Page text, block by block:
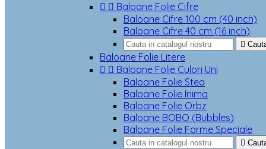
  Baloane Folie Cifre
Baloane Cifre 100 cm (40 inch)
Baloane Cifre 40 cm (16 inch)

Baloane Folie Litere
  Baloane Folie Culori Uni
Baloane Folie Stea
Baloane Folie Inima
Baloane Folie Orbz
Baloane BOBO (Bubbles)
Baloane Folie Forme Speciale
